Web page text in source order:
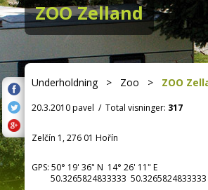
ZOO Zelland
Underholdning> Zoo > ZOO
20.3.2010 pavel / Total visninger: 317
Zelčín 1, 276 01 Hořín
GPS: 50° 19' 36" N 14° 26' 11" E
50.3265824833333 50.3265824833333